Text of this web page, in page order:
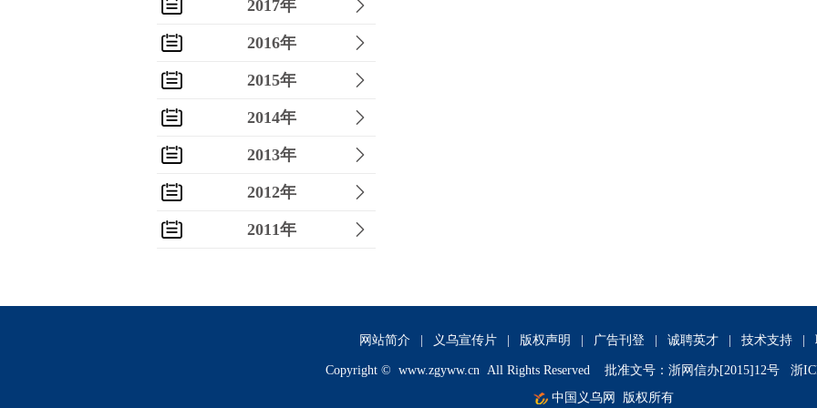
2017年
2016年
2015年
2014年
2013年
2012年
2011年
2009年
网站简介 义乌宣传片 版权声明 广告刊登 诚聘英才 技术支持
Copyright © www.zgyww.cn All Rights Reserved 批准文号：浙网信办[2015]12号 浙
中国义乌网
版权所有